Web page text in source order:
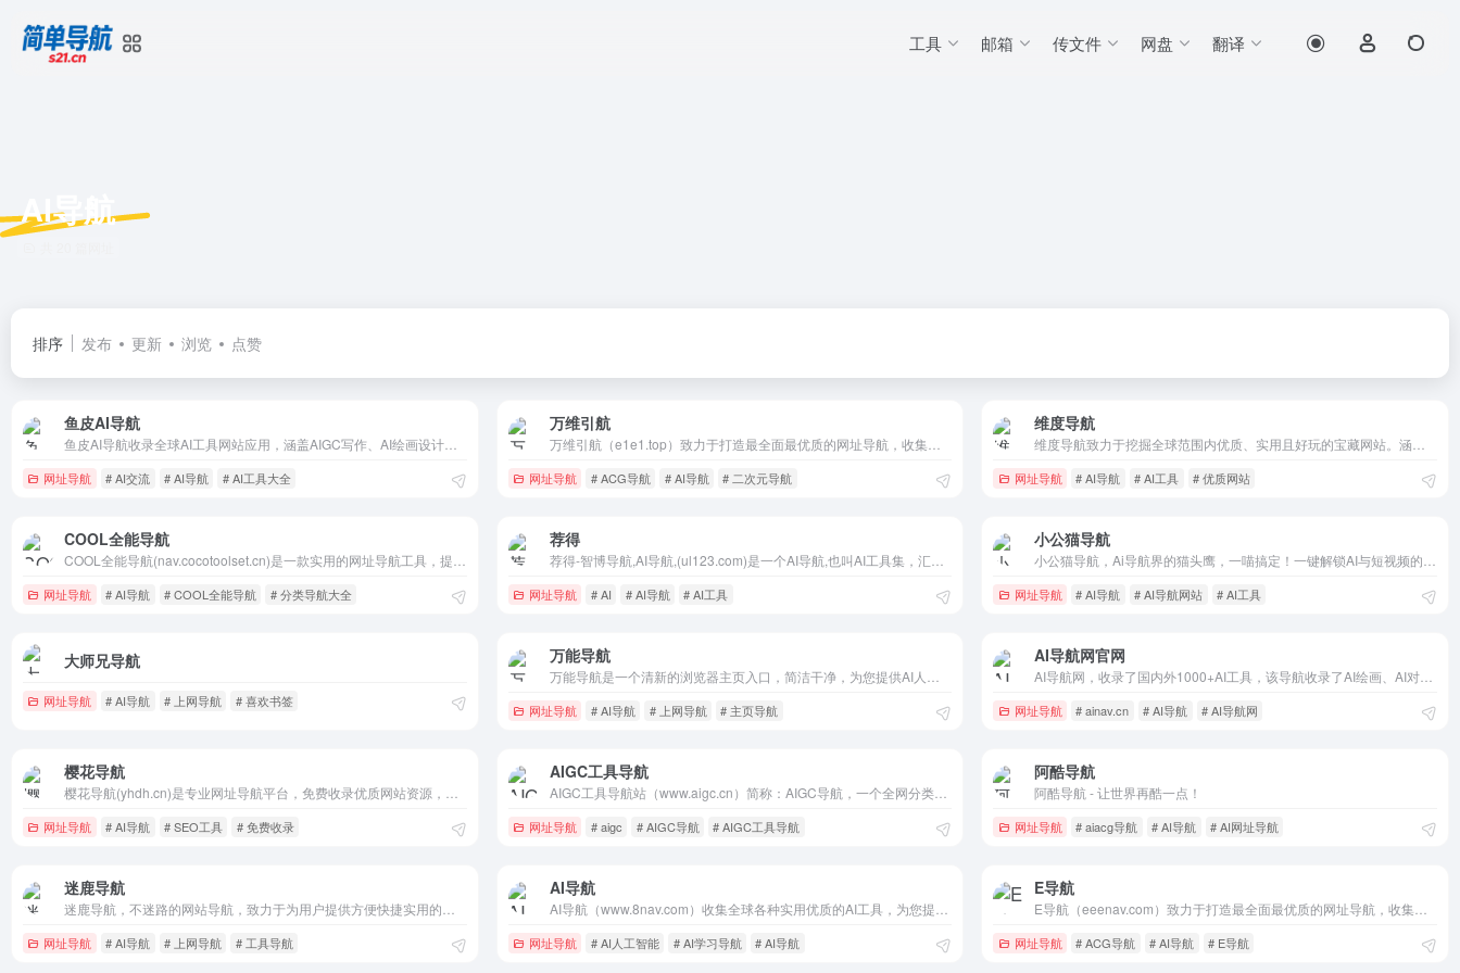
工具 邮箱 传文件 网盘 翻译
AI导航
排序 发布 更新 浏览 点赞
鱼皮AI导航
网址导航 # AI交流 # AI导航 # AI工具大全
万维引航
网址导航 # ACG导航 # AI导航 # 二次元导航
维度导航
网址导航 # AI导航 # AI工具 # 优质网站
COOL全能导航
网址导航 # AI导航 # COOL全能导航 # 分类导航大全
荐得
网址导航 # AI # AI导航 # AI工具
小公猫导航
网址导航 # AI导航 # AI导航网站 # AI工具
大师兄导航
网址导航 # AI导航 # 上网导航 # 喜欢书签
万能导航
网址导航 # AI导航 # 上网导航 # 主页导航
AI导航网官网
网址导航 # ainav.cn # AI导航 # AI导航网
樱花导航
网址导航 # AI导航 # SEO工具 # 免费收录
AIGC工具导航
AIGC工具导航站（www.aigc.cn）简称：AIGC导航，一个全网分类最全、收录最全的生成式AI工具导航，分类包括AI写作、AI绘画、AI视频、AI办公、AI数字人、AI设计、AI语音、AI音乐、AI论文、AI简历、AI智能体、文本转语音等。AIGC导航提供一站式AI工具导航服务，帮助用户快速
网址导航 # aigc # AIGC导航 # AIGC工具导航
阿酷导航
阿酷导航 - 让世界再酷一点！
网址导航 # aiacg导航 # AI导航 # AI网址导航
迷鹿导航
网址导航 # AI导航 # 上网导航 # 工具导航
AI导航
网址导航 # AI人工智能 # AI学习导航 # AI导航
E导航
网址导航 # ACG导航 # AI导航 # E导航